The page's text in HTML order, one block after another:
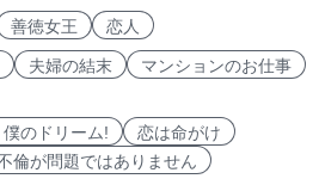
善徳女王 恋人
夫婦の結末
マンションのお仕事
のドリーム!
恋は命がけ
倫が問題ではありません